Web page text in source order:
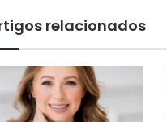
relacionados